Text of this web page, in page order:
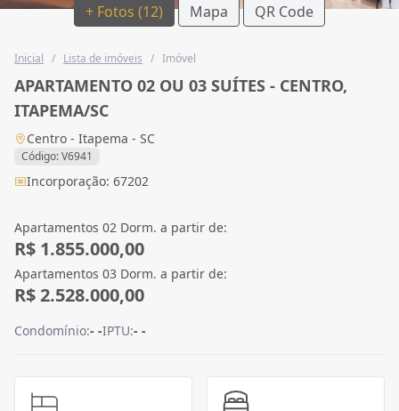
+ Fotos (12) Mapa QR Code
Inicial / Lista de imóveis / Imóvel
APARTAMENTO 02 OU 03 SUÍTES - CENTRO,
ITAPEMA/SC
Centro - Itapema - SC
Código: V6941
Incorporação: 67202
Apartamentos 02 Dorm. a partir de:
R$ 1.855.000,00
Apartamentos 03 Dorm. a partir de:
R$ 2.528.000,00
Condomínio:- -IPTU:- -